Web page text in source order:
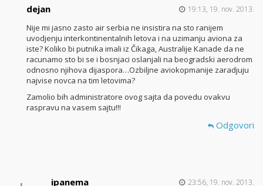
dejan 19:13, 19. nov. 2013.
Nije mi jasno zasto air serbia ne insistira na sto ranijem
uvodjenju interkontinentalnih letova i na uzimanju aviona za
iste? Koliko bi putnika imali iz Čikaga, Australije Kanade da ne
racunamo sto bi se i bosnjaci oslanjali na beogradski aerodrom
odnosno njihova dijaspora…Ozbiljne aviokopmanije zaradjuju
najvise novca na tim letovima?
Zamolio bih administratore ovog sajta da povedu ovakvu
raspravu na vasem sajtu!!!
Odgovori
ipanema 23:56, 19. nov. 2013.